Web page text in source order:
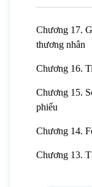
Chương 17.
thương nhân
Chương 16.
Chương 15.
phiếu
Chương 14.
Chương 13.